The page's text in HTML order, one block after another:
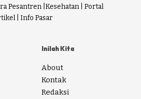
Pesantren Kesehatan
Portal
Info Pasar
Inilah Kita
About
Kontak
Redaksi